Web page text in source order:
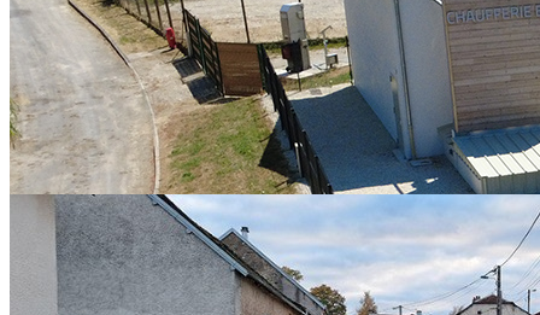
Contrat de Chaleur Renouvelable Territorial
mercredi 29 juillet 2026
CHALEUR RENOUVELABLE : DES AIDES POUR PASSER
À L'ACTION Depuis 2023, le SIED 70 pilote, pour le compte de
l’État et par l’intermédiaire de l’ADEME, le...